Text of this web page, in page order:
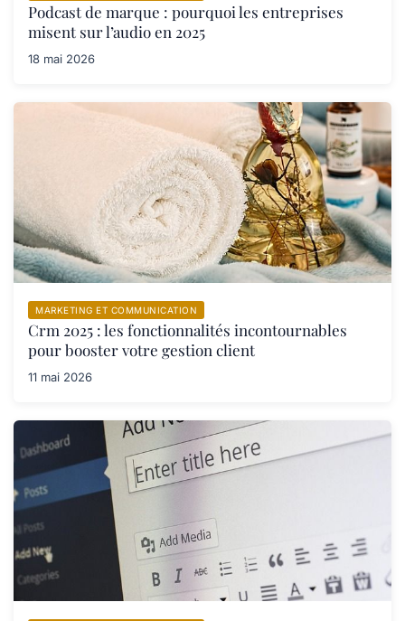
Podcast de marque : pourquoi les entreprises
misent sur l’audio en 2025
18 mai 2026
MARKETING ET COMMUNICATION
Crm 2025 : les fonctionnalités incontournables
pour booster votre gestion client
11 mai 2026